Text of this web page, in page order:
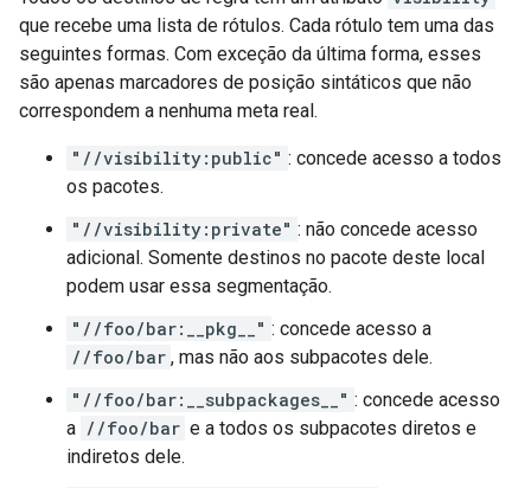
que recebe uma lista de rótulos. Cada rótulo tem uma das
seguintes formas. Com exceção da última forma, esses
são apenas marcadores de posição sintáticos que não
correspondem a nenhuma meta real.
"//visibility:public" : concede acesso a todos
os pacotes.
"//visibility:private" : não concede acesso
adicional. Somente destinos no pacote deste local
podem usar essa segmentação.
"//foo/bar:__pkg__" : concede acesso a
//foo/bar , mas não aos subpacotes dele.
"//foo/bar:__subpackages__" : concede acesso
a //foo/bar e a todos os subpacotes diretos e
indiretos dele.